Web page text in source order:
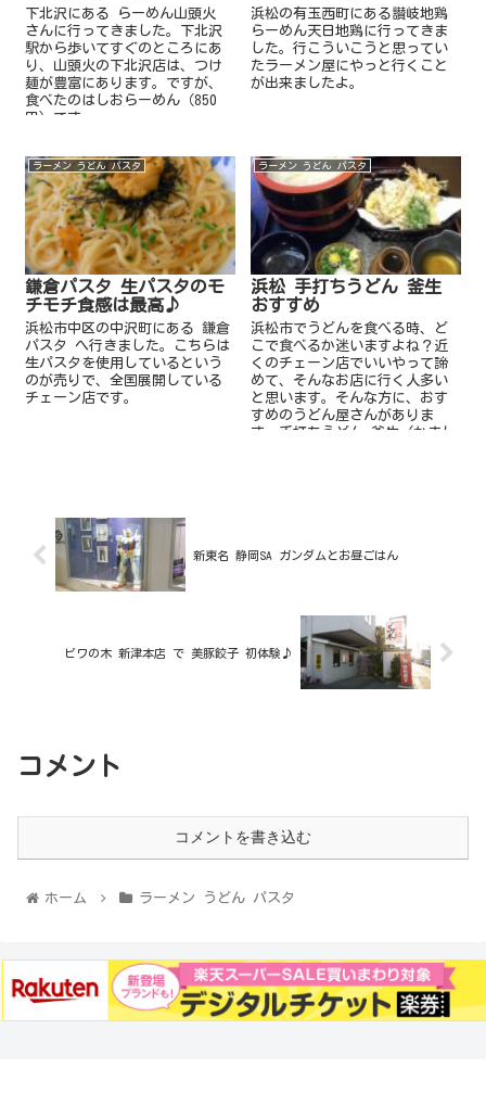
下北沢にある らーめん山頭火
さんに行ってきました。下北沢
駅から歩いてすぐのところにあ
り、山頭火の下北沢店は、つけ
麺が豊富にあります。ですが、
食べたのはしおらーめん（850
円）です。
浜松の有玉西町にある讃岐地鶏
らーめん天日地鶏に行ってきま
した。行こういこうと思ってい
たラーメン屋にやっと行くこと
が出来ましたよ。
ラーメン うどん パスタ
鎌倉パスタ 生パスタのモ
チモチ食感は最高♪
浜松市中区の中沢町にある 鎌倉
パスタ へ行きました。こちらは
生パスタを使用しているという
のが売りで、全国展開している
チェーン店です。
ラーメン うどん パスタ
浜松 手打ちうどん 釜生
おすすめ
浜松市でうどんを食べる時、ど
こで食べるか迷いますよね？近
くのチェーン店でいいやって諦
めて、そんなお店に行く人多い
と思います。そんな方に、おす
すめのうどん屋さんがありま
す。手打ちうどん 釜生（かまし
新東名 静岡SA ガンダムとお昼ごはん
ビワの木 新津本店 で 美豚餃子 初体験♪
コメント
コメントを書き込む
ホーム ラーメン うどん パスタ